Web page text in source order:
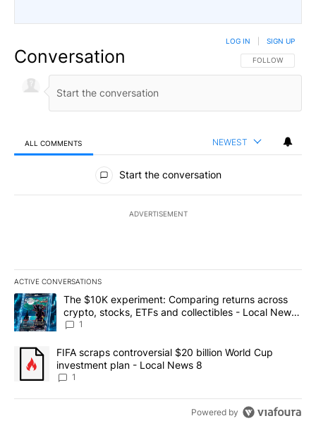
Conversation FOLLOW THIS
FOLLOW
LOG IN SIGN UP
ALL COMMENTS NEWEST
All Comments
Start the conversation
ADVERTISEMENT
ACTIVE CONVERSATIONS
The following is a list of the most commented articles in the last
A trending article titled "The $10K experiment: Comparing
The $10K experiment: Comparing returns across
crypto, stocks, ETFs and collectibles - Local News
8
1
A trending article titled "FIFA scraps controversial $20 billion
FIFA scraps controversial $20 billion World Cup
investment plan - Local News 8
1
Powered by